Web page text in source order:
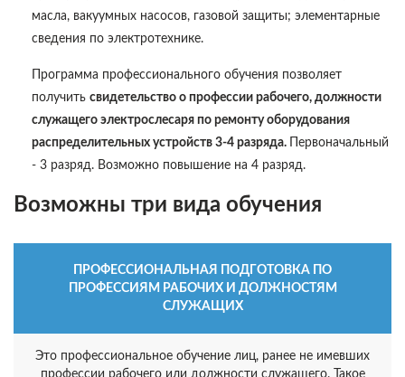
масла, вакуумных насосов, газовой защиты; элементарные
сведения по электротехнике.
Программа профессионального обучения позволяет
получить свидетельство о профессии рабочего, должности
служащего электрослесаря по ремонту оборудования
распределительных устройств 3-4 разряда.
Первоначальный
- 3 разряд. Возможно повышение на 4 разряд.
Возможны три вида обучения
ПРОФЕССИОНАЛЬНАЯ ПОДГОТОВКА ПО
ПРОФЕССИЯМ РАБОЧИХ И ДОЛЖНОСТЯМ
СЛУЖАЩИХ
Это профессиональное обучение лиц, ранее не имевших
профессии рабочего или должности служащего. Такое